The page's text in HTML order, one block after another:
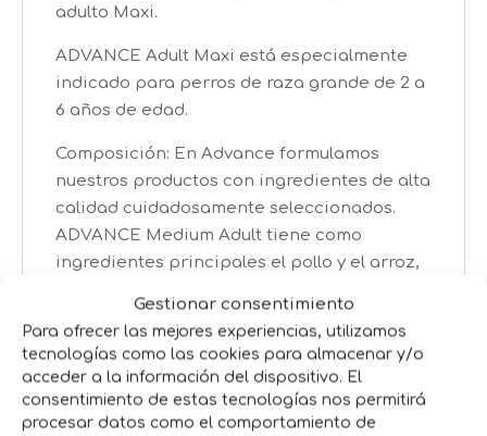
Gestionar consentimiento
Para ofrecer las mejores experiencias, utilizamos
tecnologías como las cookies para almacenar y/o
acceder a la información del dispositivo. El
consentimiento de estas tecnologías nos permitirá
procesar datos como el comportamiento de
adulto Maxi.
ADVANCE Adult Maxi está especialmente
indicado para perros de raza grande de 2 a
6 años de edad.
Composición: En Advance formulamos
nuestros productos con ingredientes de alta
calidad cuidadosamente seleccionados.
ADVANCE Medium Adult tiene como
ingredientes principales el pollo y el arroz,
Pollo (16%) , trigo , proteínas deshidratadas
de ave , maíz , arroz (10%) , grasa animal,
estabilizada con una mezcla de tocoferoles
de origen natural , harina de maíz ,